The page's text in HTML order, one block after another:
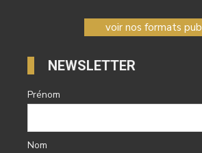
voir nos formats pub
NEWSLETTER
Prénom
Nom